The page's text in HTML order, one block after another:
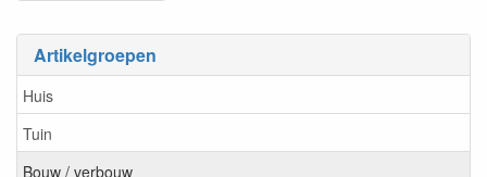
Artikelgroepen
Huis
Tuin
Bouw / verbouw